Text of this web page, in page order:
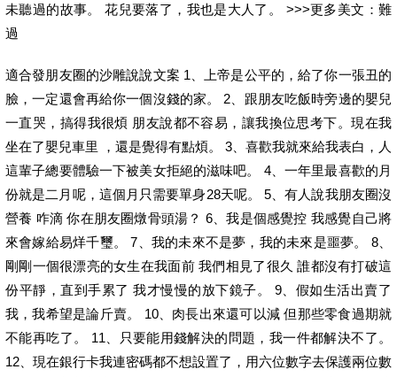
未聽過的故事。 花兒要落了，我也是大人了。 >>>更多美文：難
過
適合發朋友圈的沙雕說說文案 1、上帝是公平的，給了你一張丑的
臉，一定還會再給你一個沒錢的家。 2、跟朋友吃飯時旁邊的嬰兒
一直哭，搞得我很煩 朋友說都不容易，讓我換位思考下。現在我
坐在了嬰兒車里 ，還是覺得有點煩。 3、喜歡我就來給我表白，人
這輩子總要體驗一下被美女拒絕的滋味吧。 4、一年里最喜歡的月
份就是二月呢，這個月只需要單身28天呢。 5、有人說我朋友圈沒
營養 咋滴 你在朋友圈燉骨頭湯？ 6、我是個感覺控 我感覺自己將
來會嫁給易烊千璽。 7、我的未來不是夢，我的未來是噩夢。 8、
剛剛一個很漂亮的女生在我面前 我們相見了很久 誰都沒有打破這
份平靜，直到手累了 我才慢慢的放下鏡子。 9、假如生活出賣了
我，我希望是論斤賣。 10、肉長出來還可以減 但那些零食過期就
不能再吃了。 11、只要能用錢解決的問題，我一件都解決不了。
12、現在銀行卡我連密碼都不想設置了，用六位數字去保護兩位數